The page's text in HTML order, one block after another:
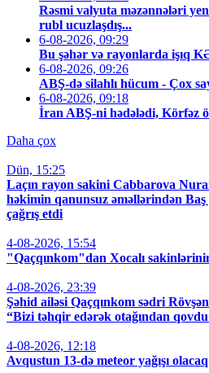
Rəsmi valyuta məzənnələri
rubl ucuzlaşdış...
6-08-2026, 09:29
Bu şəhər və rayonlarda işıq
6-08-2026, 09:26
ABŞ-də silahlı hücum - Çox
6-08-2026, 09:18
İran ABŞ-ni hədələdi, Körfəz
Daha çox
Dün, 15:25
Laçın rayon sakini Cabbarova
həkimin qanunsuz əməllərindən
çağrış etdi
4-08-2026, 15:54
"Qaçqınkom"dan Xocalı
4-08-2026, 23:39
Şəhid ailəsi Qaçqınkom sədri
“Bizi təhqir edərək otağından
4-08-2026, 12:18
Avqustun 13-də meteor yağışı olacaq